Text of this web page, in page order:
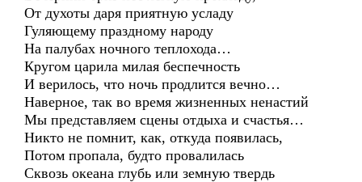
От духоты даря приятную усладу
Гуляющему праздному народу
На палубах ночного теплохода…
Кругом царила милая беспечность
И верилось, что ночь продлится вечно…
Наверное, так во время жизненных ненастий
Мы представляем сцены отдыха и счастья…
Никто не помнит, как, откуда появилась,
Потом пропала, будто провалилась
Сквозь океана глубь или земную твердь